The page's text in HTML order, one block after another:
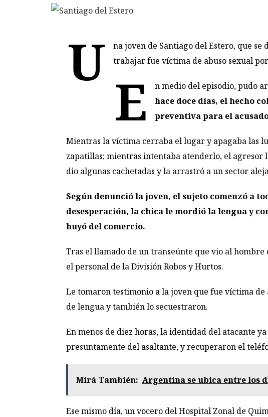
U
na joven de Santiago del Estero, que
trabajar fue víctima de abuso sexual
E n medio del episodio, pudo
hace doce días, el hecho
preventiva para el
Mientras la víctima cerraba el lugar y apagaba las
zapatillas; mientras intentaba atenderlo, el agresor
dio algunas cachetadas y la arrastró a un sector
Según denunció la joven, el sujeto comenzó a
desesperación, la chica le mordió la lengua y
huyó del comercio.
Tras el llamado de un transeúnte que vio al
el personal de la División Robos y Hurtos.
Le tomaron testimonio a la joven que fue víctima
de lengua y también lo secuestraron.
En menos de diez horas, la identidad del atacante
presuntamente del asaltante, y recuperaron el
Mirá También: Argentina se ubica entre los
Ese mismo día, un vocero del Hospital Zonal de